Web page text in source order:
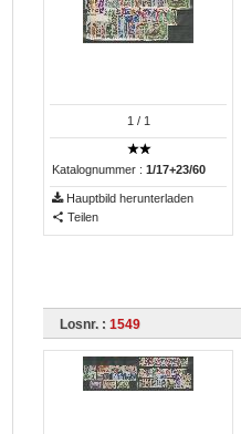
1 / 1
Katalognummer : 1/17+23/60
Hauptbild herunterladen
Teilen
Losnr. : 1549